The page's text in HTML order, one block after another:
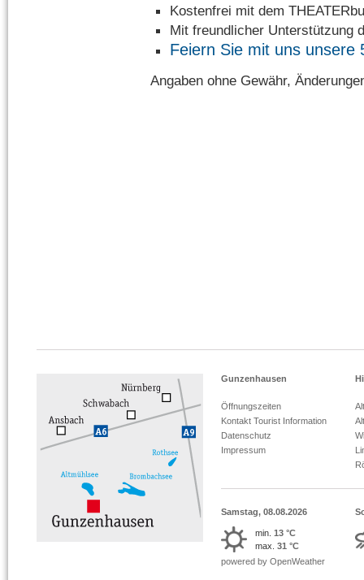
Kostenfrei mit dem
Mit freundlicher Unterstützung
Feiern Sie mit uns unsere
Angaben ohne Gewähr,
Gunzenhausen
Öffnungszeiten
Kontakt Tourist Information
Datenschutz
Impressum
Samstag, 08.08.2026
min. 13 °C
max. 31 °C
powered by OpenWeather